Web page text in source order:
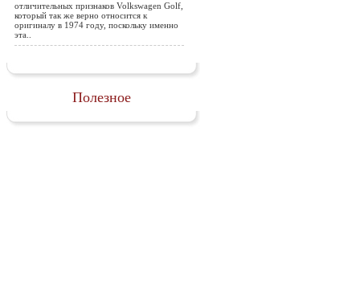
отличительных признаков Volkswagen Golf,
который так же верно относится к
оригиналу в 1974 году, поскольку именно
эта..
Полезное